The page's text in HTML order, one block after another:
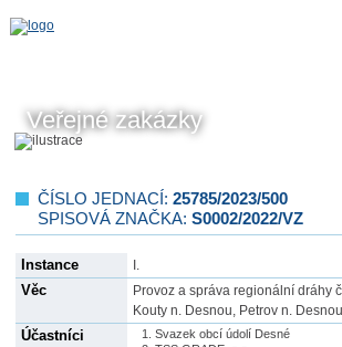
Veřejné zakázky
ČÍSLO JEDNACÍ: 25785/2023/500
SPISOVÁ ZNAČKA: S0002/2022/VZ
Instance I.
Věc
Provoz a správa regionální dráhy
Kouty n. Desnou, Petrov n.
Účastníci
Svazek obcí údolí Desné